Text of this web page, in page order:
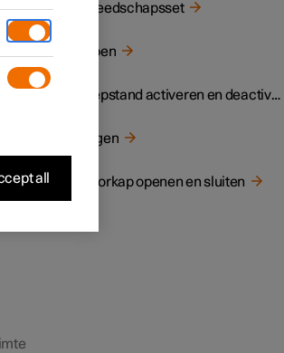
Gereedschapsset
Slepen
Sleepstand activeren en deactiveren
Bergen
Motorkap openen en sluiten
all